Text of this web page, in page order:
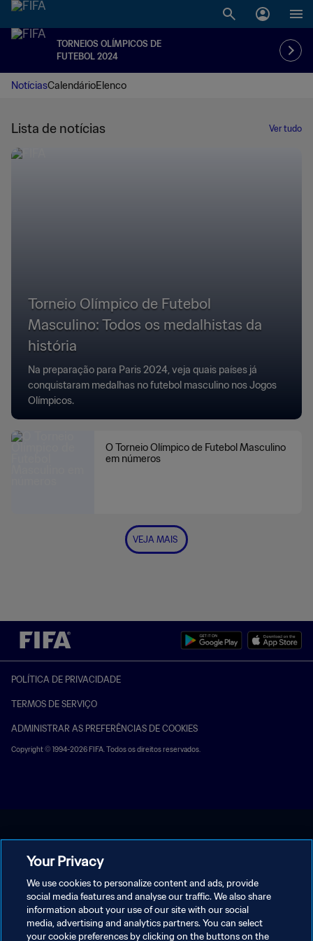
TORNEIOS OLÍMPICOS DE
FUTEBOL 2024
NotíciasCalendárioElenco
Lista de notícias Ver tudo
Torneio Olímpico de Futebol
Masculino: Todos os medalhistas da
história
Na preparação para Paris 2024, veja quais países já
conquistaram medalhas no futebol masculino nos Jogos
Olímpicos.
O Torneio Olímpico de Futebol Masculino
em números
VEJA MAIS
POLÍTICA DE PRIVACIDADE
TERMOS DE SERVIÇO
ADMINISTRAR AS PREFERÊNCIAS DE COOKIES
Copyright © 1994-2026 FIFA. Todos os direitos reservados.
Your Privacy
We use cookies to personalize content and ads, provide
social media features and analyse our traffic. We also share
information about your use of our site with our social
media, advertising and analytics partners. You can select
your cookie preferences by clicking on the buttons on the